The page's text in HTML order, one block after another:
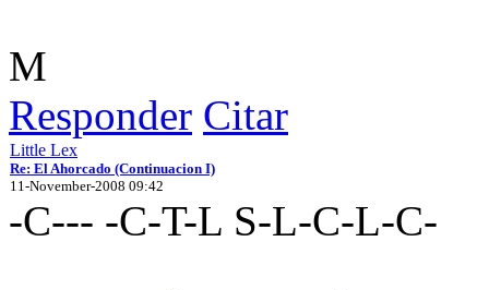
M
Responder Citar
Little Lex
Re: El Ahorcado (Continuacion I)
11-November-2008 09:42
-C--- -C-T-L S-L-C-L-C-